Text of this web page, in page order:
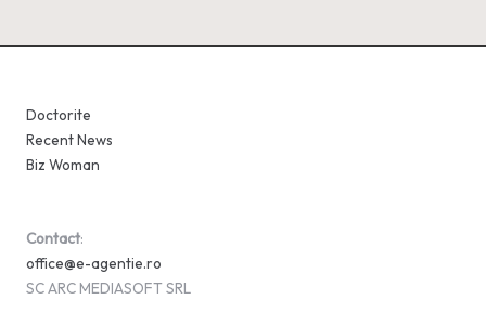
Doctorite
Recent News
Biz Woman
Contact:
office@e-agentie.ro
SC ARC MEDIASOFT SRL